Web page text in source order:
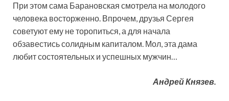
При этом сама Барановская смотрела на молодого
человека восторженно. Впрочем, друзья Сергея
советуют ему не торопиться, а для начала
обзавестись солидным капиталом. Мол, эта дама
любит состоятельных и успешных мужчин…
Андрей Князев.